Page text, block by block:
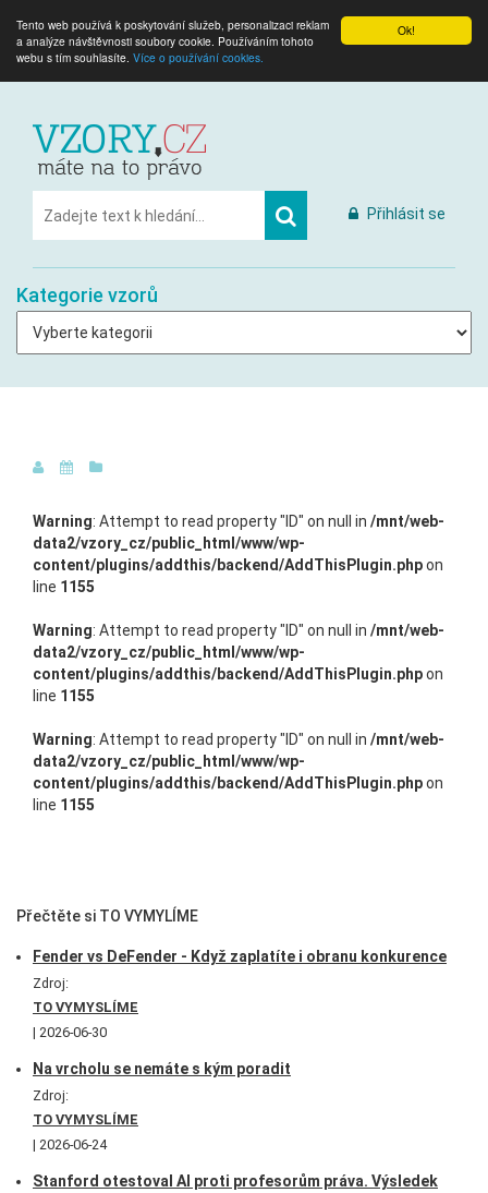
Ok!
Tento web používá k poskytování služeb, personalizaci reklam
a analýze návštěvnosti soubory cookie. Používáním tohoto
webu s tím souhlasíte. Více o používání cookies.
Přihlásit se
Kategorie vzorů
Warning: Attempt to read property "ID" on null in /mnt/web-
data2/vzory_cz/public_html/www/wp-
content/plugins/addthis/backend/AddThisPlugin.phpon
line 1155
Warning: Attempt to read property "ID" on null in /mnt/web-
data2/vzory_cz/public_html/www/wp-
content/plugins/addthis/backend/AddThisPlugin.phpon
line 1155
Warning: Attempt to read property "ID" on null in /mnt/web-
data2/vzory_cz/public_html/www/wp-
content/plugins/addthis/backend/AddThisPlugin.phpon
line 1155
Přečtěte si TO VYMYLÍME
Fender vs DeFender - Když zaplatíte i obranu konkurence
Zdroj:
TO VYMYSLÍME
2026-06-30
Na vrcholu se nemáte s kým poradit
Zdroj:
TO VYMYSLÍME
2026-06-24
Stanford otestoval AI proti profesorům práva. Výsledek